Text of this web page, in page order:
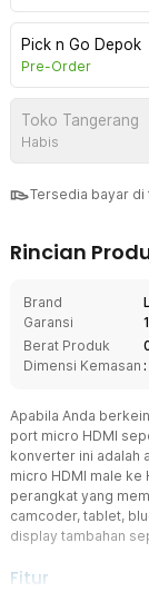
Pick n Go Depok
Pre-Order
Toko Tangerang
Habis
Tersedia bayar di
Rincian
Brand
Garansi
Berat Produk
Dimensi Kemasan
Apabila Anda
port micro HDMI
konverter ini adalah
micro HDMI male ke
perangkat yang
camcoder, tablet,
display tambahan
Fitur